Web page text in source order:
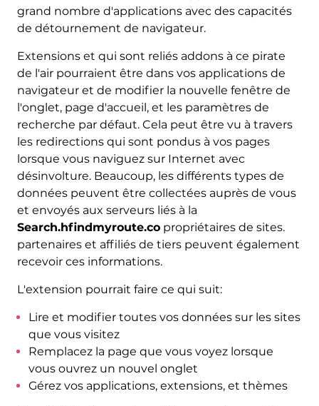
grand nombre d'applications avec des capacités
de détournement de navigateur.
Extensions et qui sont reliés addons à ce pirate
de l'air pourraient être dans vos applications de
navigateur et de modifier la nouvelle fenêtre de
l'onglet, page d'accueil, et les paramètres de
recherche par défaut. Cela peut être vu à travers
les redirections qui sont pondus à vos pages
lorsque vous naviguez sur Internet avec
désinvolture. Beaucoup, les différents types de
données peuvent être collectées auprès de vous
et envoyés aux serveurs liés à la
Search.hfindmyroute.copropriétaires de sites.
partenaires et affiliés de tiers peuvent également
recevoir ces informations.
L'extension pourrait faire ce qui suit:
Lire et modifier toutes vos données sur les sites
que vous visitez
Remplacez la page que vous voyez lorsque
vous ouvrez un nouvel onglet
Gérez vos applications, extensions, et thèmes